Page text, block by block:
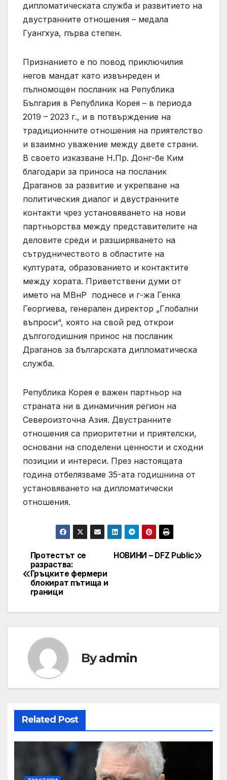
дипломатическата служба и развитието на
двустранните отношения – медала
Гуангхуа, първа степен.
Признанието е по повод приключилия
негов мандат като извънреден и
пълномощен посланик на Република
България в Република Корея – в периода
2019 – 2023 г., и в потвърждение на
традиционните отношения на приятелство
и взаимно уважение между двете страни.
В своето изказване Н.Пр. Донг-бе Ким
благодари за приноса на посланик
Драганов за развитие и укрепване на
политическия диалог и двустранните
контакти чрез установяването на нови
партньорства между представителите на
деловите среди и разширяването на
сътрудничеството в областите на
културата, образованието и контактите
между хората. Приветствени думи от
името на МВнР поднесе и г-жа Генка
Георгиева, генерален директор „Глобални
въпроси“, която на свой ред открои
дългогодишния принос на посланик
Драганов за българската дипломатическа
служба.
Република Корея е важен партньор на
страната ни в динамичния регион на
Североизточна Азия. Двустранните
отношения са приоритетни и приятелски,
основани на споделени ценности и сходни
позиции и интереси. През настоящата
година отбелязваме 35-ата годишнина от
установяването на дипломатически
отношения.
Post
navigation
НОВИНИ – DFZ Public
Протестът се
разраства:
Гръцките фермери
блокират пътища и
граници
Byadmin
Related Post